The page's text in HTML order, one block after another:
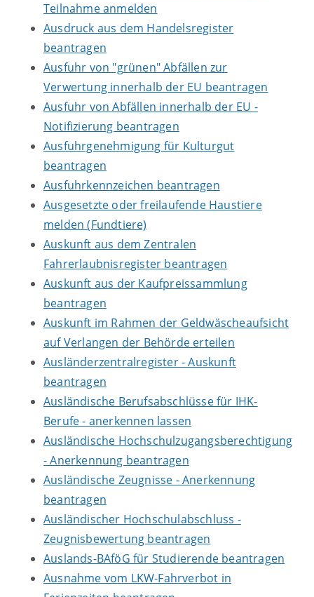
Teilnahme anmelden
Ausdruck aus dem Handelsregister
beantragen
Ausfuhr von "grünen" Abfällen zur
Verwertung innerhalb der EU beantragen
Ausfuhr von Abfällen innerhalb der EU -
Notifizierung beantragen
Ausfuhrgenehmigung für Kulturgut
beantragen
Ausfuhrkennzeichen beantragen
Ausgesetzte oder freilaufende Haustiere
melden (Fundtiere)
Auskunft aus dem Zentralen
Fahrerlaubnisregister beantragen
Auskunft aus der Kaufpreissammlung
beantragen
Auskunft im Rahmen der Geldwäscheaufsicht
auf Verlangen der Behörde erteilen
Ausländerzentralregister - Auskunft
beantragen
Ausländische Berufsabschlüsse für IHK-
Berufe - anerkennen lassen
Ausländische Hochschulzugangsberechtigung
- Anerkennung beantragen
Ausländische Zeugnisse - Anerkennung
beantragen
Ausländischer Hochschulabschluss -
Zeugnisbewertung beantragen
Auslands-BAföG für Studierende beantragen
Ausnahme vom LKW-Fahrverbot in